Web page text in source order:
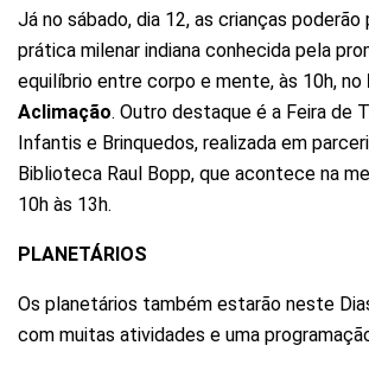
Já no sábado, dia 12, as crianças poderão
prática milenar indiana conhecida pela
equilíbrio entre corpo e mente, às 10h, no
Aclimação. Outro destaque é a Feira de
Infantis e Brinquedos, realizada em
Biblioteca Raul Bopp, que acontece na
10h às 13h.
PLANETÁRIOS
Os planetários também estarão neste
com muitas atividades e uma